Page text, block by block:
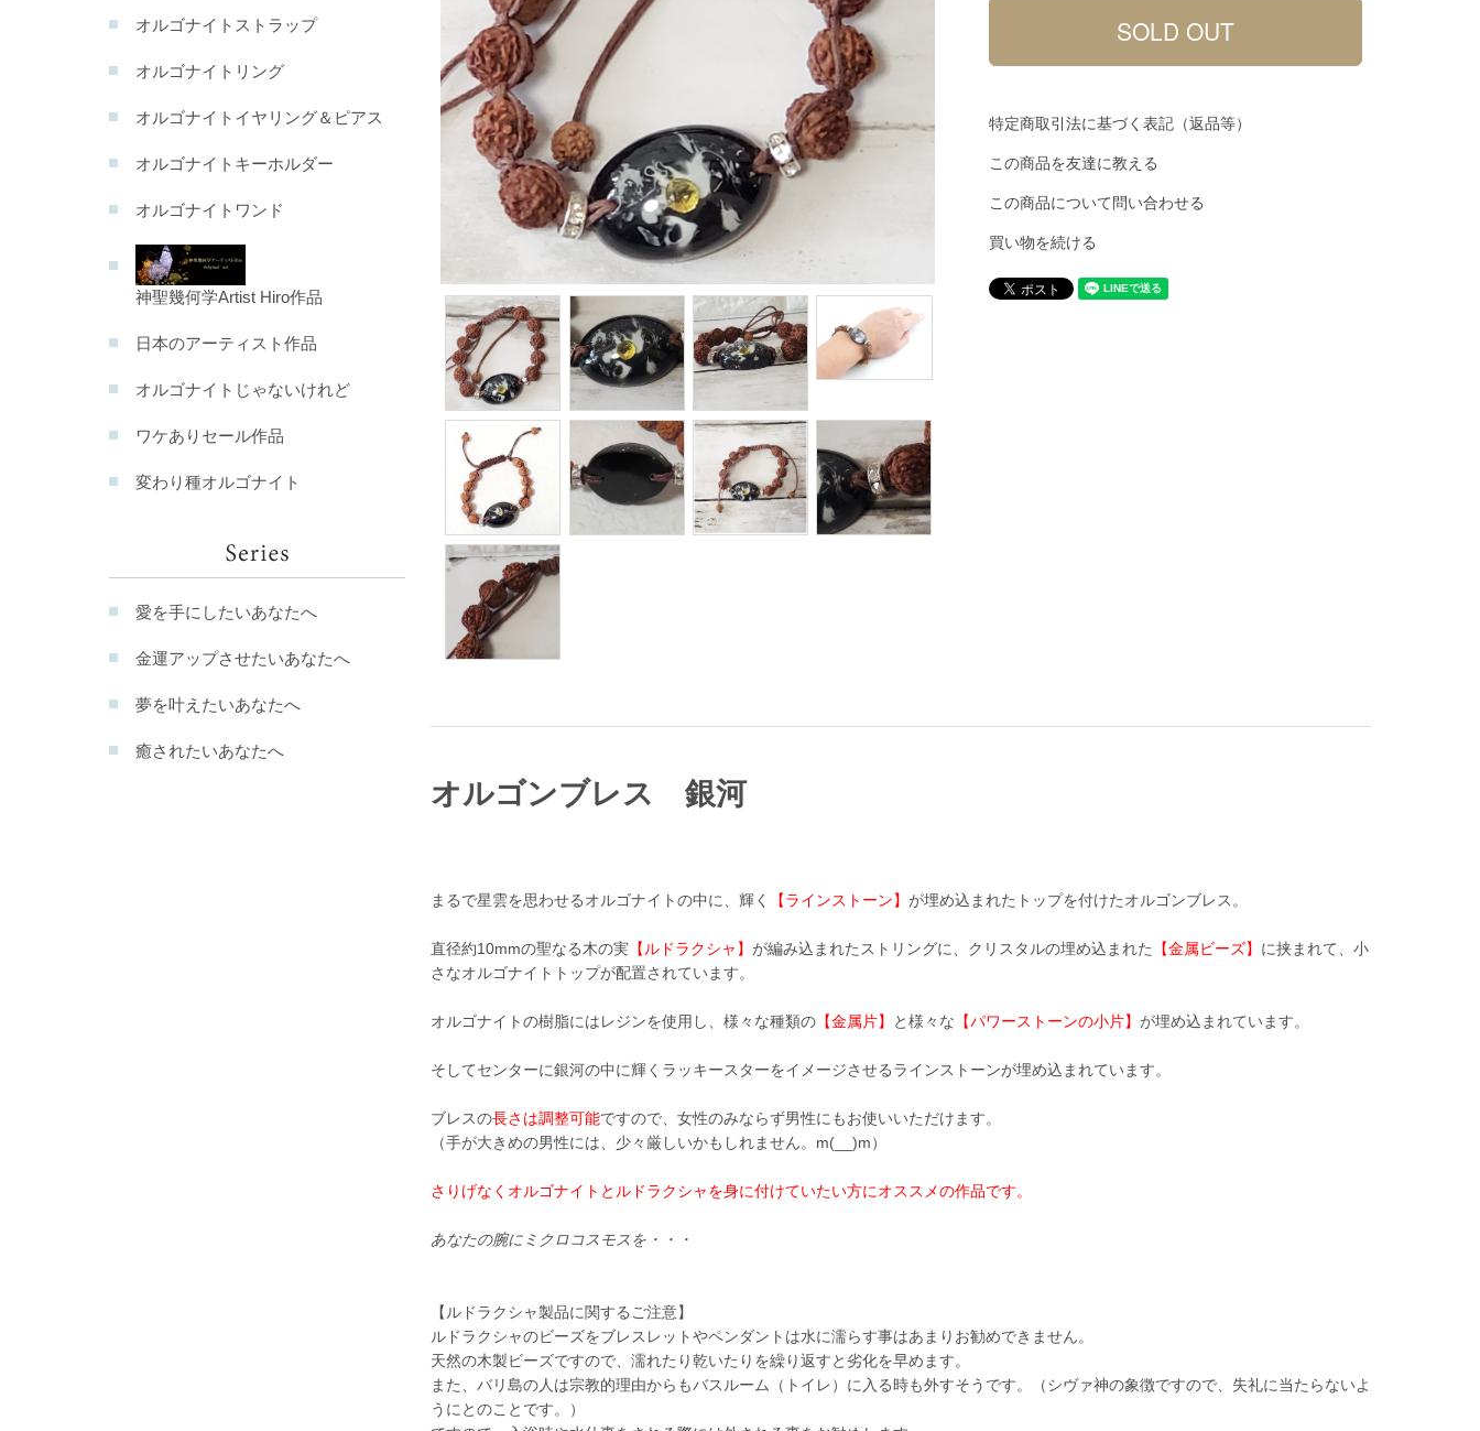
特定商取引法に基づく表記（返品等）
この商品を友達に教える
この商品について問い合わせる
買い物を続ける
オルゴンブレス 銀河
まるで星雲を思わせるオルゴナイトの中に、輝く 【ラインストーン】 が埋め込まれたトップを付けたオルゴンブレス。
直径約10mmの聖なる木の実 【ルドラクシャ】 が編み込まれたストリングに、クリスタルの埋め込まれた 【金属ビーズ】 に挟まれて、小
さなオルゴナイトトップが配置されています。
オルゴナイトの樹脂にはレジンを使用し、様々な種類の 【金属片】 と様々な 【パワーストーンの小片】 が埋め込まれています。
そしてセンターに銀河の中に輝くラッキースターをイメージさせるラインストーンが埋め込まれています。
ブレスの長さは調整可能ですので、女性のみならず男性にもお使いいただけます。
（手が大きめの男性には、少々厳しいかもしれません。m(__)m）
さりげなくオルゴナイトとルドラクシャを身に付けていたい方にオススメの作品です。
あなたの腕にミクロコスモスを・・・
【ルドラクシャ製品に関するご注意】
ルドラクシャのビーズをブレスレットやペンダントは水に濡らす事はあまりお勧めできません。
天然の木製ビーズですので、濡れたり乾いたりを繰り返すと劣化を早めます。
また、バリ島の人は宗教的理由からもバスルーム（トイレ）に入る時も外すそうです。（シヴァ神の象徴ですので、失礼に当たらないよ
うにとのことです。）
オルゴナイトストラップ
オルゴナイトリング
オルゴナイトイヤリング＆ピアス
オルゴナイトキーホルダー
オルゴナイトワンド
神聖幾何学Artist Hiro作品
日本のアーティスト作品
オルゴナイトじゃないけれど
ワケありセール作品
変わり種オルゴナイト
愛を手にしたいあなたへ
金運アップさせたいあなたへ
夢を叶えたいあなたへ
癒されたいあなたへ